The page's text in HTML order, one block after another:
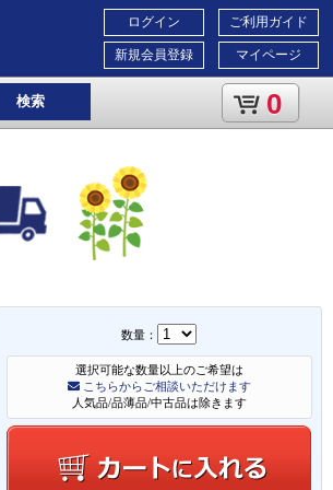
ご利用ガイド
マイページ
ログイン
新規会員登録
検索 0
数量：
選択可能な数量以上のご希望は
こちらからご相談いただけます
人気品/品薄品/中古品は除きます